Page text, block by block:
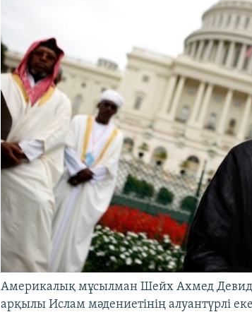
Америкалық мұсылман Шейх Ахмед
арқылы Ислам мәдениетінің алуантүрлі